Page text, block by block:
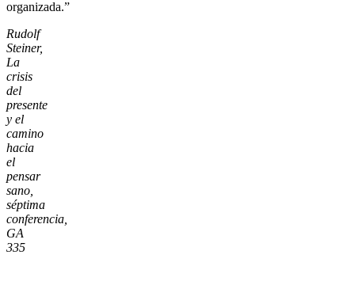
organizada.”
Rudolf
Steiner,
La
crisis
del
presente
y el
camino
hacia
el
pensar
sano,
séptima
conferencia,
GA
335